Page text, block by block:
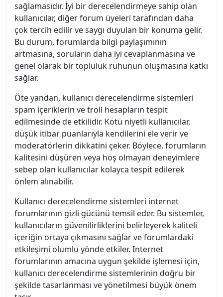
sağlamasıdır. İyi bir derecelendirmeye sahip olan
kullanıcılar, diğer forum üyeleri tarafından daha
çok tercih edilir ve saygı duyulan bir konuma gelir.
Bu durum, forumlarda bilgi paylaşımının
artmasına, soruların daha iyi cevaplanmasına ve
genel olarak bir topluluk ruhunun oluşmasına katkı
sağlar.
Öte yandan, kullanıcı derecelendirme sistemleri
spam içeriklerin ve troll hesapların tespit
edilmesinde de etkilidir. Kötü niyetli kullanıcılar,
düşük itibar puanlarıyla kendilerini ele verir ve
moderatörlerin dikkatini çeker. Böylece, forumların
kalitesini düşüren veya hoş olmayan deneyimlere
sebep olan kullanıcılar kolayca tespit edilerek
önlem alınabilir.
Kullanıcı derecelendirme sistemleri internet
forumlarının gizli gücünü temsil eder. Bu sistemler,
kullanıcıların güvenilirliklerini belirleyerek kaliteli
içeriğin ortaya çıkmasını sağlar ve forumlardaki
etkileşimi olumlu yönde etkiler. Internet
forumlarının amacına uygun şekilde işlemesi için,
kullanıcı derecelendirme sistemlerinin doğru bir
şekilde tasarlanması ve yönetilmesi büyük önem